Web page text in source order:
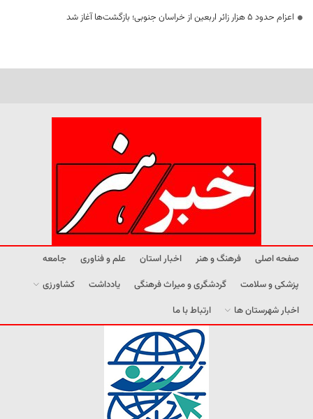
اعزام حدود 5 هزار زائر اربعین از خراسان جنوبی؛ بازگشت‌ها آغاز شد
صفحه اصلی فرهنگ و هنر اخبار استان علم و فناوری
جامعه
پزشکی و سلامت
گردشگری و میراث فرهنگی یادداشت
کشاورزی
اخبار شهرستان ها
ارتباط با ما